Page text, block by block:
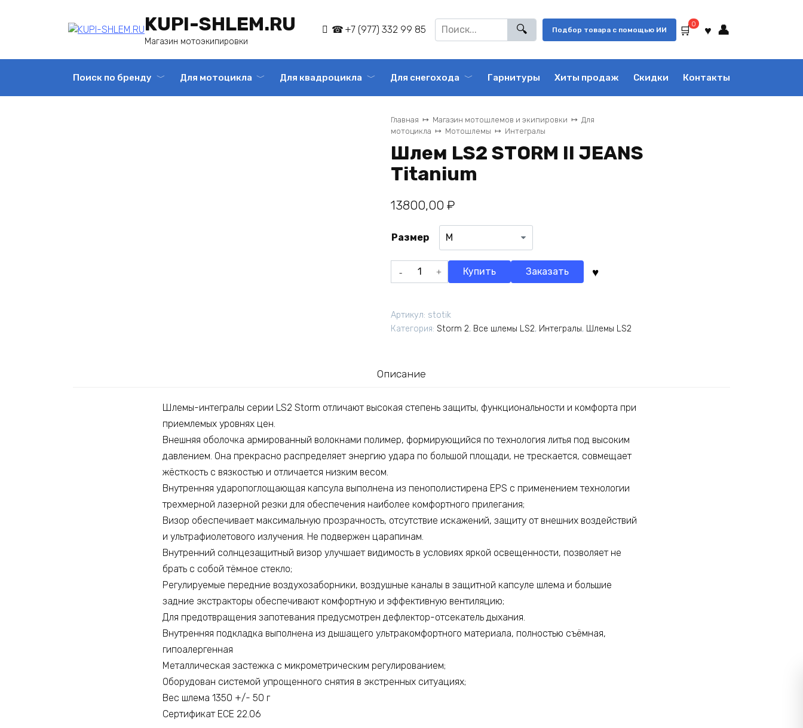
KUPI-SHLEM.RU
Магазин мотоэкипировки
+7 (977) 332 99 85
Search
for:
Подбор товара с помощью ИИ
0
Поиск по бренду Для мотоцикла Для квадроцикла Для снегохода Гарнитуры Хиты продаж Скидки Контакты
Главная Магазин мотошлемов и экипировки
Для
мотоцикла
Мотошлемы Интегралы
Шлем LS2 STORM II JEANS
Titanium
13800,00 ₽
Размер
Количество
товара
LS2
STORM
Купить Заказать
Артикул: stotik
Категория: Storm 2, Все шлемы LS2, Интегралы, Шлемы LS2
Описание
Шлемы-интегралы серии LS2 Storm отличают высокая степень защиты, функциональности и комфорта при
приемлемых уровнях цен.
Внешняя оболочка армированный волокнами полимер, формирующийся по технология литья под высоким
давлением. Она прекрасно распределяет энергию удара по большой площади, не трескается, совмещает
жёсткость с вязкостью и отличается низким весом.
Внутренняя ударопоглощающая капсула выполнена из пенополистирена EPS с применением технологии
трехмерной лазерной резки для обеспечения наиболее комфортного прилегания;
Визор обеспечивает максимальную прозрачность, отсутствие искажений, защиту от внешних воздействий
и ультрафиолетового излучения. Не подвержен царапинам.
Внутренний солнцезащитный визор улучшает видимость в условиях яркой освещенности, позволяет не
брать с собой тёмное стекло;
Регулируемые передние воздухозаборники, воздушные каналы в защитной капсуле шлема и большие
задние экстракторы обеспечивают комфортную и эффективную вентиляцию;
Для предотвращения запотевания предусмотрен дефлектор-отсекатель дыхания.
Внутренняя подкладка выполнена из дышащего ультракомфортного материала, полностью съёмная,
гипоалергенная
Металлическая застежка с микрометрическим регулированием;
Оборудован системой упрощенного снятия в экстренных ситуациях;
Вес шлема 1350 +/- 50 г
Сертификат ECE 22.06